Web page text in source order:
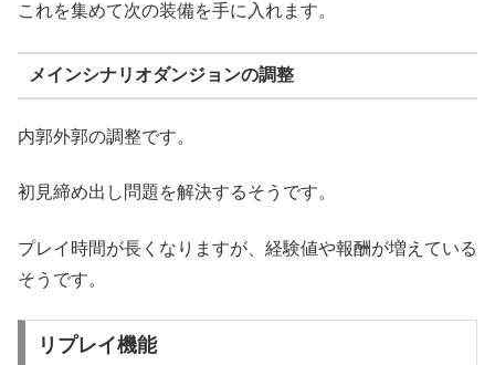
これを集めて次の装備を手に入れます。
メインシナリオダンジョンの調整
内郭外郭の調整です。
初見締め出し問題を解決するそうです。
プレイ時間が長くなりますが、経験値や報酬が増えている
そうです。
リプレイ機能